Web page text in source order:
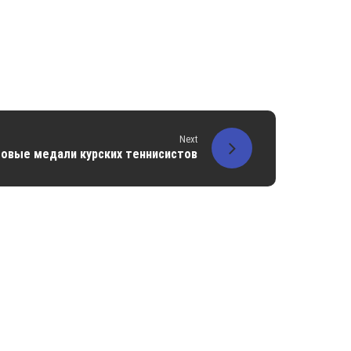
Next
медали курских теннисистов